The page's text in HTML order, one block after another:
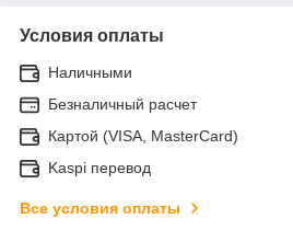
Условия оплаты
Наличными
Безналичный расчет
Картой (VISA, MasterCard)
Kaspi перевод
Все условия оплаты